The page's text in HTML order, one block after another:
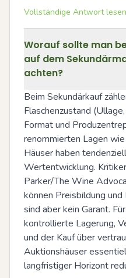
Vollständige Antwort
Worauf sollte man
auf dem
achten?
Beim Sekundärkauf
Flaschenzustand
Format und
renommierten Lagen
Häuser haben
Wertentwicklung.
Parker/The Wine
können Preisbildung
sind aber kein Garant.
kontrollierte Lagerung,
und der Kauf über
Auktionshäuser
langfristiger Horizont